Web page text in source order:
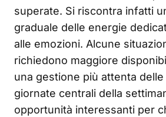
superate. Si riscontra infatti
graduale delle energie
alle emozioni. Alcune
richiedono maggiore
una gestione più attenta delle
giornate centrali della
opportunità interessanti per